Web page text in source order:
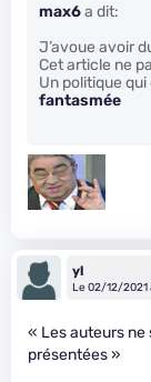
max6a dit:
J’avoue avoir
Cet article ne
Un politique
fantasmée
yl
Le 02/12/2021
« Les auteurs ne
présentées »